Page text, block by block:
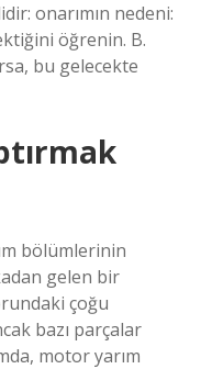
onarımın nedeni:
öğrenin. B.
bu gelecekte
bölümlerinin
gelen bir
çoğu
bazı parçalar
motor yarım